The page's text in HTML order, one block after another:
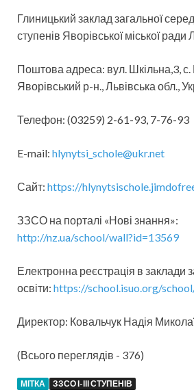
Глиницький заклад загальної
ступенів Яворівської міської ради
Поштова адреса: вул. Шкільна,3, с.
Яворівський р-н., Львівська обл.,
Телефон: (03259) 2-61-93, 7-76-93
E-mail: hlynytsi_schole@ukr.net
Сайт: https://
ЗЗСО на порталі «Нові знання»:
http://nz.ua/school/wall?id=13569
Електронна реєстрація в заклади
освіти: https://school.isuo.org/
Директор: Ковальчук Надія
(Всього переглядів - 376)
МІТКА ЗЗСО І-ІІІ СТУПЕНІВ